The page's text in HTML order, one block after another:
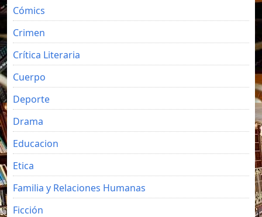
Cómics
Crimen
Crítica Literaria
Cuerpo
Deporte
Drama
Educacion
Etica
Familia y Relaciones Humanas
Ficción